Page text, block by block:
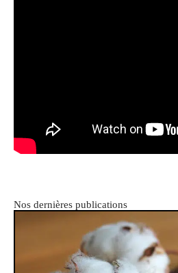
Nos dernières publications